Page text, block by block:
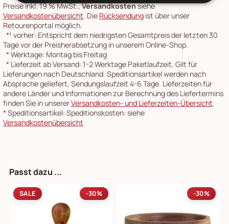
Preise inkl. 19 % MwSt.,Versandkostensiehe
Versandkostenübersicht. Die Rücksendung ist über unser
Retourenportal möglich.
*¹ vorher: Entspricht dem niedrigsten Gesamtpreis der letzten 30
Tage vor der Preisherabsetzung in unserem Online-Shop.
*Werktage: Montag bis Freitag
* Lieferzeit ab Versand: 1-2 Werktage Paketlaufzeit. Gilt für
Lieferungen nach Deutschland. Speditionsartikel werden nach
Absprache geliefert, Sendungslaufzeit 4-6 Tage. Lieferzeiten für
andere Länder und Informationen zur Berechnung des Liefertermins
finden Sie in unsererVersandkosten- und Lieferzeiten-Übersicht.
*Speditionsartikel: Speditionskosten: siehe
Versandkostenübersicht
Passt dazu ...
SALE -30% -30%